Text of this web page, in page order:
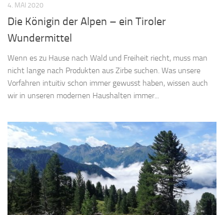
4. MAI 2020
Die Königin der Alpen – ein Tiroler
Wundermittel
Wenn es zu Hause nach Wald und Freiheit riecht, muss man
nicht lange nach Produkten aus Zirbe suchen. Was unsere
Vorfahren intuitiv schon immer gewusst haben, wissen auch
wir in unseren modernen Haushalten immer...